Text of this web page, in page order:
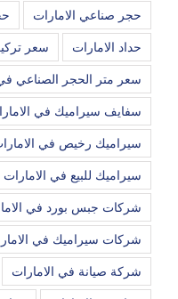
حجر صناعي الامارات
حداد الامارات سعر
سعر متر الحجر الصناعي
سفايف سيراميك في
سيراميك رخيص في
سيراميك للبيع في الامارات
شركات جبس بورد في
شركات سيراميك في
شركة صيانة في الامارات